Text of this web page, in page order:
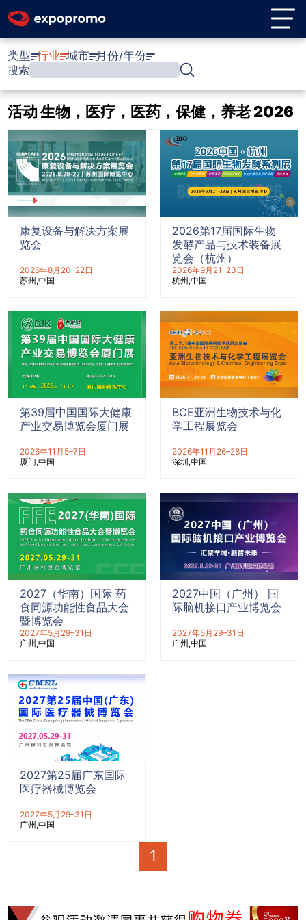
类型 行业 城市 月份/年份
搜索
活动 生物，医疗，医药，保健，养老 2026
康复设备与解决方案展
览会
2026年8月20–22日
苏州 中国
2026第17届国际生物
发酵产品与技术装备展
览会（杭州）
2026年9月21–23日
杭州 中国
第39届中国国际大健康
产业交易博览会厦门展
2026年11月5–7日
厦门 中国
BCE亚洲生物技术与化
学工程展览会
2026年11月26–28日
深圳 中国
2027（华南）国际 药
食同源功能性食品大会
暨博览会
2027年5月29–31日
广州 中国
2027中国（广州） 国
际脑机接口产业博览会
2027年5月29–31日
广州 中国
2027第25届广东国际
医疗器械博览会
2027年5月29–31日
广州 中国
1